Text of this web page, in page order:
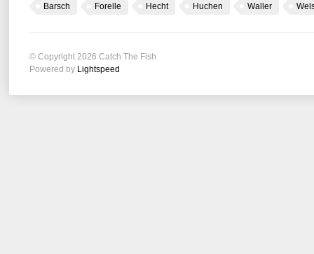
Barsch Forelle Hecht Huchen Waller
© Copyright 2026 Catch The Fish
Powered by Lightspeed